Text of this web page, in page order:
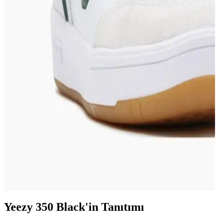
Konfor ve Şıklık Bir Arada
seçenekleriyle Katia & Bony unisex çoraplar, günlük kullanımda
rahatlık ve şıklık sunar, uzun ömürlü ve kolay bakım sağlar.
2025'te Skechers İndirimleriyle Şıklık ve Konforu
2025 Skechers indirimleriyle kaliteli ve rahat ayakkabılara uygun
fiyatlarla sahip olun. Fırsatları hemen keşfedin!
Vans Lowland Sneakers Modada Rahatlık ve
Yeezy 350 Black'in Tanıtımı